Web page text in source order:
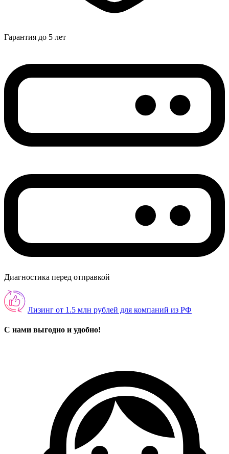
Гарантия до 5 лет
Диагностика перед отправкой
Лизинг от 1.5 млн рублей для компаний из РФ
С нами выгодно и удобно!